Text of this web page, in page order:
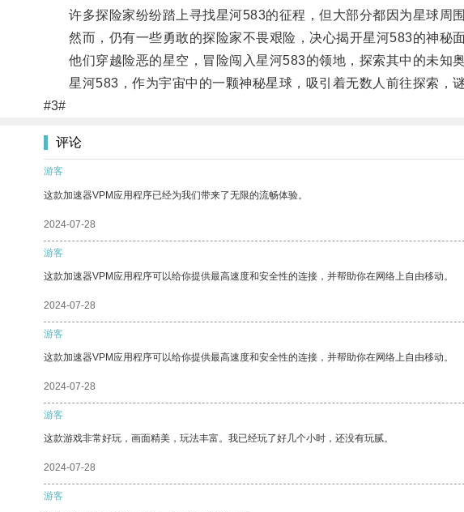
许多探险家纷纷踏上寻找星河583的征程，但大部分都因为星球周围
然而，仍有一些勇敢的探险家不畏艰险，决心揭开星河583的神秘面
他们穿越险恶的星空，冒险闯入星河583的领地，探索其中的未知奥
星河583，作为宇宙中的一颗神秘星球，吸引着无数人前往探索，谜
#3#
评论
游客
这款加速器VPM应用程序已经为我们带来了无限的流畅体验。
2024-07-28
游客
这款加速器VPM应用程序可以给你提供最高速度和安全性的连接，并帮助你在网络上自由移动。
2024-07-28
游客
这款加速器VPM应用程序可以给你提供最高速度和安全性的连接，并帮助你在网络上自由移动。
2024-07-28
游客
这款游戏非常好玩，画面精美，玩法丰富。我已经玩了好几个小时，还没有玩腻。
2024-07-28
游客